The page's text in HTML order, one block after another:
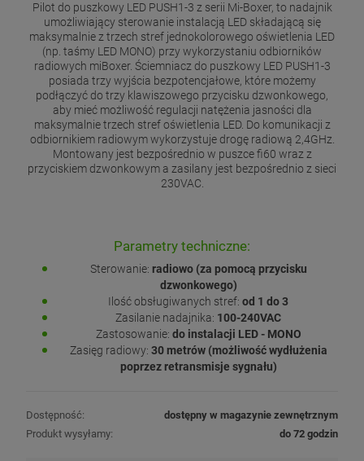
Pilot do puszkowy LED PUSH1-3 z serii Mi-Boxer, to nadajnik
umożliwiający sterowanie instalacją LED składającą się
maksymalnie z trzech stref jednokolorowego oświetlenia LED
(np. taśmy LED MONO) przy wykorzystaniu odbiorników
radiowych miBoxer. Ściemniacz do puszkowy LED PUSH1-3
posiada trzy wyjścia bezpotencjałowe, które możemy
podłączyć do trzy klawiszowego przycisku dzwonkowego,
aby mieć możliwość regulacji natężenia jasności dla
maksymalnie trzech stref oświetlenia LED. Do komunikacji z
odbiornikiem radiowym wykorzystuje drogę radiową 2,4GHz.
Montowany jest bezpośrednio w puszce fi60 wraz z
przyciskiem dzwonkowym a zasilany jest bezpośrednio z sieci
230VAC.
Parametry techniczne:
Sterowanie: radiowo (za pomocą przycisku
dzwonkowego)
Ilość obsługiwanych stref: od 1 do 3
Zasilanie nadajnika: 100-240VAC
Zastosowanie: do instalacji LED - MONO
Zasięg radiowy: 30 metrów (możliwość wydłużenia
poprzez retransmisje sygnału)
Dostępność:
dostępny w magazynie zewnętrznym
Produkt wysyłamy:
do 72 godzin